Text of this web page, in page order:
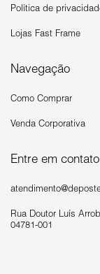
Política de
Lojas Fast Frame
Navegação
Como Comprar
Venda Corporativa
Entre em contato
Rua Doutor Luís
04781-001